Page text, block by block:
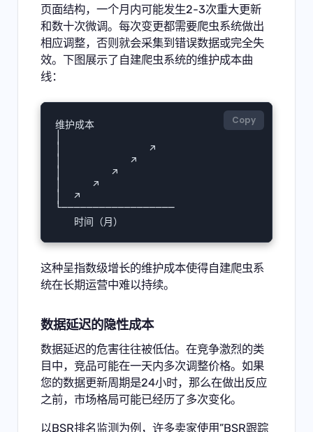
页面结构，一个月内可能发生2-3次重大更新
和数十次微调。每次变更都需要爬虫系统做出
相应调整，否则就会采集到错误数据或完全失
效。下图展示了自建爬虫系统的维护成本曲
线：
Copy
维护成本
│              ↗
│           ↗
│        ↗
│     ↗
│  ↗
└──────────────────
   时间（月）
这种呈指数级增长的维护成本使得自建爬虫系
统在长期运营中难以持续。
数据延迟的隐性成本
数据延迟的危害往往被低估。在竞争激烈的类
目中，竞品可能在一天内多次调整价格。如果
您的数据更新周期是24小时，那么在做出反应
之前，市场格局可能已经历了多次变化。
以BSR排名监测为例，许多卖家使用”BSR跟踪